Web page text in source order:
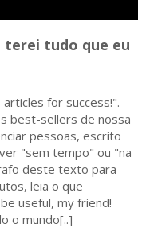
terei tudo que eu
for success!".
best-sellers de nossa
pessoas, escrito
"sem tempo" ou "na
deste texto para
leia o que
useful, my friend!
o mundo[..]